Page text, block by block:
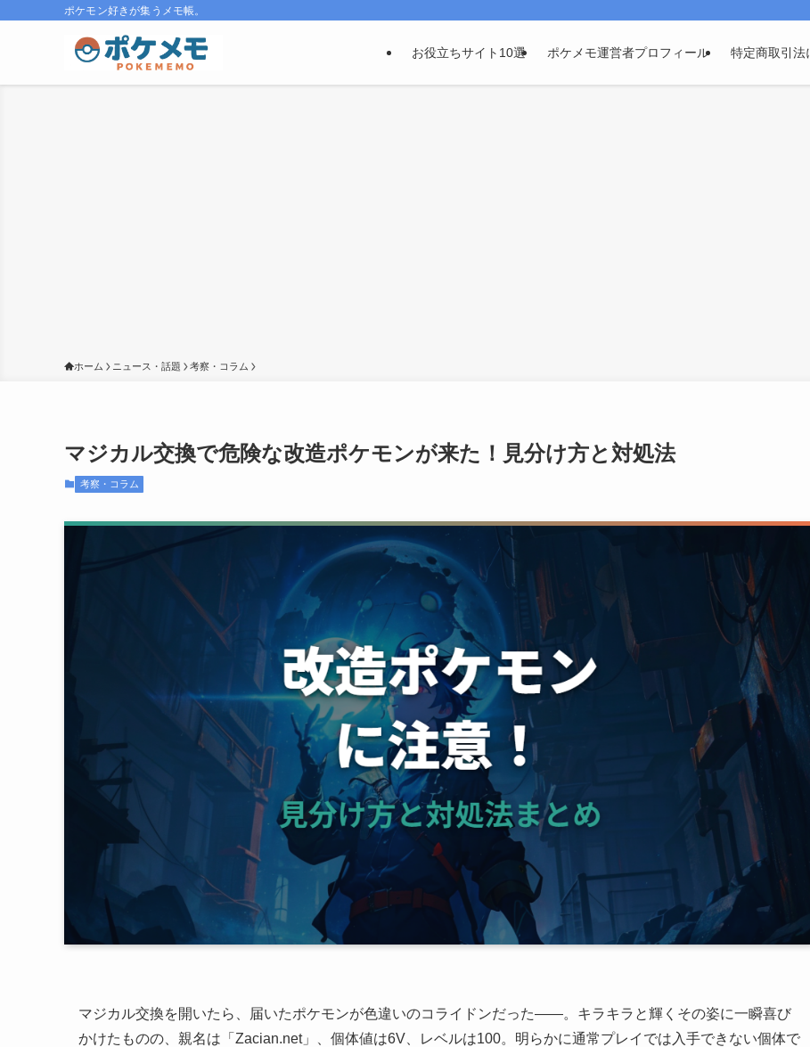
ポケモン好きが集うメモ帳。
お役立ちサイト10選 ポケメモ運営者プロフィール 特定商取引法
ホーム ニュース・話題 考察・コラム
マジカル交換で危険な改造ポケモンが来た！見分け方と対処法
考察・コラム
マジカル交換を開いたら、届いたポケモンが色違いのコライドンだった——。キラキラと輝くその姿に一瞬喜び
かけたものの、親名は「Zacian.net」、個体値は6V、レベルは100。明らかに通常プレイでは入手できない個体で